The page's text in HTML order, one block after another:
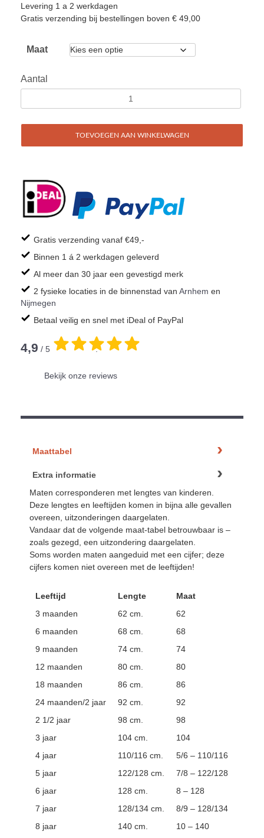
Levering 1 a 2 werkdagen
Gratis verzending bij bestellingen boven € 49,00
Maat
Aantal
TOEVOEGEN AAN WINKELWAGEN
Gratis verzending vanaf €49,-
Binnen 1 á 2 werkdagen geleverd
Al meer dan 30 jaar een gevestigd merk
2 fysieke locaties in de binnenstad van Arnhem en
Nijmegen
Betaal veilig en snel met iDeal of PayPal
4,9 / 5 .
Bekijk onze reviews
Maattabel
Extra informatie
Maten corresponderen met lengtes van kinderen.
Deze lengtes en leeftijden komen in bijna alle gevallen
overeen, uitzonderingen daargelaten.
Vandaar dat de volgende maat-tabel betrouwbaar is –
zoals gezegd, een uitzondering daargelaten.
Soms worden maten aangeduid met een cijfer; deze
cijfers komen niet overeen met de leeftijden!
Leeftijd Lengte
Maat
3 maanden
62 cm.
62
6 maanden
68 cm.
68
9 maanden
74 cm.
74
12 maanden
80 cm.
80
18 maanden
86 cm.
86
24 maanden/2 jaar
92 cm.
92
2 1/2 jaar
98 cm.
98
3 jaar
104 cm.
104
4 jaar
110/116 cm.
5/6 – 110/116
5 jaar
122/128 cm.
7/8 – 122/128
6 jaar
128 cm.
8 – 128
7 jaar
128/134 cm.
8/9 – 128/134
8 jaar
140 cm. 10 – 140